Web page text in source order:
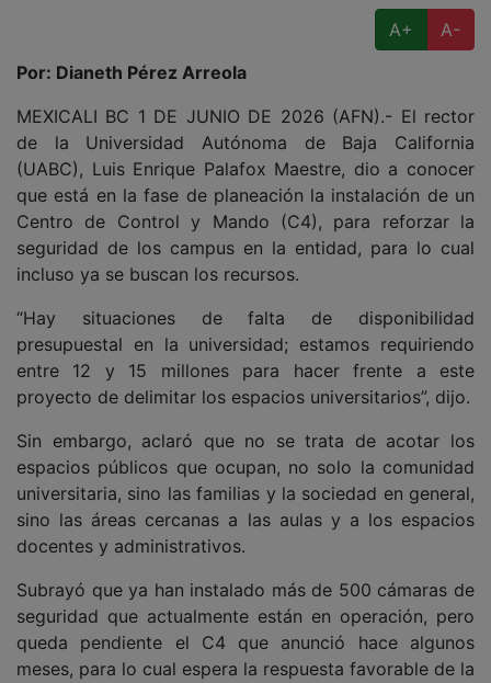
A+
A-
Por: Dianeth Pérez Arreola
MEXICALI BC 1 DE JUNIO DE 2026 (AFN).- El rector
de la Universidad Autónoma de Baja California
(UABC), Luis Enrique Palafox Maestre, dio a conocer
que está en la fase de planeación la instalación de un
Centro de Control y Mando (C4), para reforzar la
seguridad de los campus en la entidad, para lo cual
incluso ya se buscan los recursos.
“Hay situaciones de falta de disponibilidad
presupuestal en la universidad; estamos requiriendo
entre 12 y 15 millones para hacer frente a este
proyecto de delimitar los espacios universitarios”, dijo.
Sin embargo, aclaró que no se trata de acotar los
espacios públicos que ocupan, no solo la comunidad
universitaria, sino las familias y la sociedad en general,
sino las áreas cercanas a las aulas y a los espacios
docentes y administrativos.
Subrayó que ya han instalado más de 500 cámaras de
seguridad que actualmente están en operación, pero
queda pendiente el C4 que anunció hace algunos
meses, para lo cual espera la respuesta favorable de la